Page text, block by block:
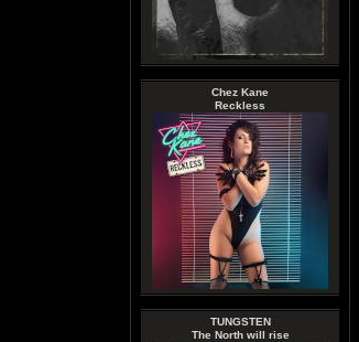
Chez Kane
Reckless
TUNGSTEN
The North will rise